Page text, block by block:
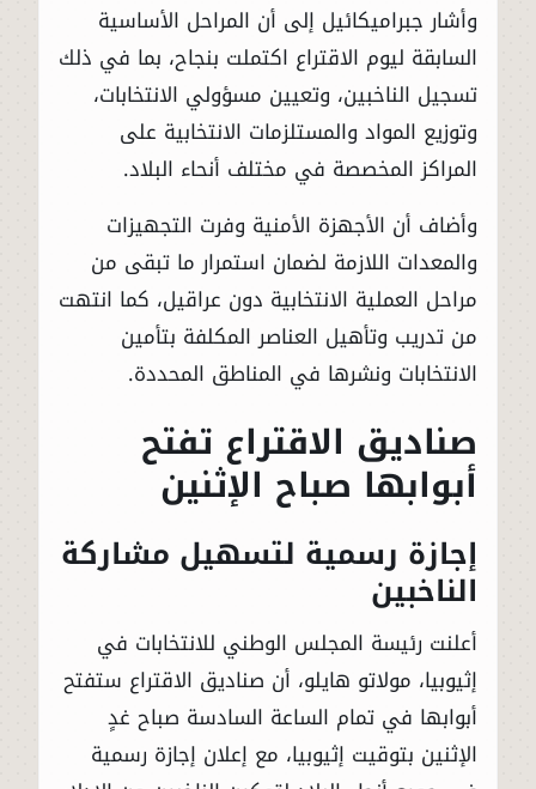
وأشار جبراميكائيل إلى أن المراحل الأساسية
السابقة ليوم الاقتراع اكتملت بنجاح، بما في ذلك
تسجيل الناخبين، وتعيين مسؤولي الانتخابات،
وتوزيع المواد والمستلزمات الانتخابية على
المراكز المخصصة في مختلف أنحاء البلاد.
وأضاف أن الأجهزة الأمنية وفرت التجهيزات
والمعدات اللازمة لضمان استمرار ما تبقى من
مراحل العملية الانتخابية دون عراقيل، كما انتهت
من تدريب وتأهيل العناصر المكلفة بتأمين
الانتخابات ونشرها في المناطق المحددة.
صناديق الاقتراع تفتح
أبوابها صباح الإثنين
إجازة رسمية لتسهيل مشاركة
الناخبين
أعلنت رئيسة المجلس الوطني للانتخابات في
إثيوبيا، مولاتو هايلو، أن صناديق الاقتراع ستفتح
أبوابها في تمام الساعة السادسة صباح غدٍ
الإثنين بتوقيت إثيوبيا، مع إعلان إجازة رسمية